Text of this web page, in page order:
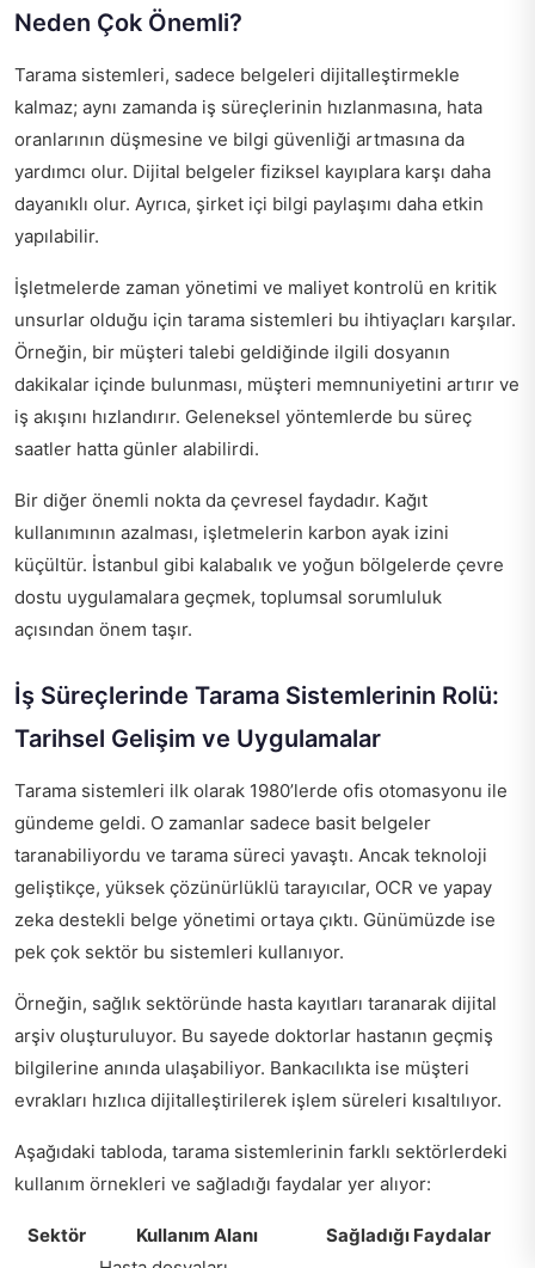
Neden Çok Önemli?
Tarama sistemleri, sadece belgeleri dijitalleştirmekle
kalmaz; aynı zamanda iş süreçlerinin hızlanmasına, hata
oranlarının düşmesine ve bilgi güvenliği artmasına da
yardımcı olur. Dijital belgeler fiziksel kayıplara karşı daha
dayanıklı olur. Ayrıca, şirket içi bilgi paylaşımı daha etkin
yapılabilir.
İşletmelerde zaman yönetimi ve maliyet kontrolü en kritik
unsurlar olduğu için tarama sistemleri bu ihtiyaçları karşılar.
Örneğin, bir müşteri talebi geldiğinde ilgili dosyanın
dakikalar içinde bulunması, müşteri memnuniyetini artırır ve
iş akışını hızlandırır. Geleneksel yöntemlerde bu süreç
saatler hatta günler alabilirdi.
Bir diğer önemli nokta da çevresel faydadır. Kağıt
kullanımının azalması, işletmelerin karbon ayak izini
küçültür. İstanbul gibi kalabalık ve yoğun bölgelerde çevre
dostu uygulamalara geçmek, toplumsal sorumluluk
açısından önem taşır.
İş Süreçlerinde Tarama Sistemlerinin Rolü:
Tarihsel Gelişim ve Uygulamalar
Tarama sistemleri ilk olarak 1980’lerde ofis otomasyonu ile
gündeme geldi. O zamanlar sadece basit belgeler
taranabiliyordu ve tarama süreci yavaştı. Ancak teknoloji
geliştikçe, yüksek çözünürlüklü tarayıcılar, OCR ve yapay
zeka destekli belge yönetimi ortaya çıktı. Günümüzde ise
pek çok sektör bu sistemleri kullanıyor.
Örneğin, sağlık sektöründe hasta kayıtları taranarak dijital
arşiv oluşturuluyor. Bu sayede doktorlar hastanın geçmiş
bilgilerine anında ulaşabiliyor. Bankacılıkta ise müşteri
evrakları hızlıca dijitalleştirilerek işlem süreleri kısaltılıyor.
Aşağıdaki tabloda, tarama sistemlerinin farklı sektörlerdeki
kullanım örnekleri ve sağladığı faydalar yer alıyor:
Sektör Kullanım Alanı
Sağladığı Faydalar